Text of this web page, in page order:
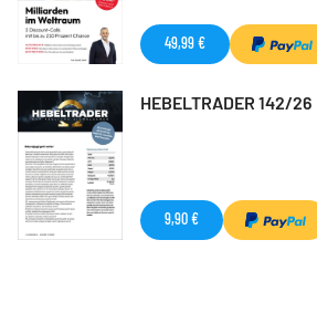
49,99 €
HEBELTRADER 142/26
9,90 €